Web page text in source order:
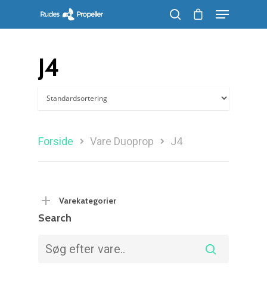
Søg efter et produkt, og tryk på enter
J4
Forside Vare Duoprop J4
Varekategorier
Search